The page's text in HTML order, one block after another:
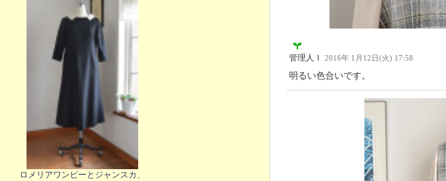
ロメリアワンピーとジャンスカ、
管理人Ｉ 2016年 1月12日(火) 17:58
明るい色合いです。